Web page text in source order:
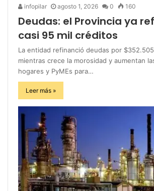
infopilar agosto 1, 2026 0 160
Deudas: el Provincia ya
casi 95 mil créditos
La entidad refinanció deudas por
mientras crece la morosidad y aumentan
hogares y PyMEs para…
Leer más »